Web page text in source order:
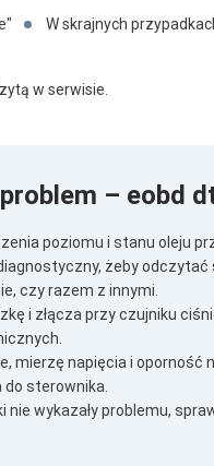
W skrajnych
w serwisie.
– eobd
poziomu i stanu oleju
żeby odczytać
czy razem z innymi.
i złącza przy czujniku
mierzę napięcia i oporność
do sterownika.
nie wykazały problemu,